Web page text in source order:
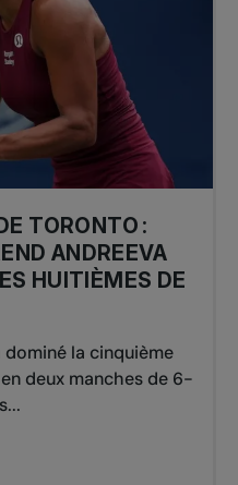
TORONTO :
ANDREEVA
HUITIÈMES DE
dominé la cinquième
deux manches de 6-